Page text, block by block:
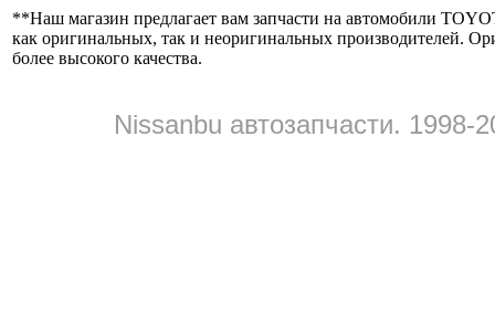
**Наш магазин предлагает вам запчасти на автомобили
как оригинальных, так и неоригинальных производителей.
более высокого качества.
Nissanbu автозапчасти. 1998-